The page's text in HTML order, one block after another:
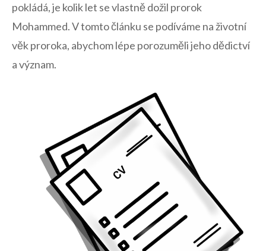
pokládá, je kolik ⁣let se vlastně‍ dožil prorok
Mohammed. V tomto článku se podíváme na životní
věk proroka, abychom lépe⁢ porozuměli jeho dědictví
a⁢ význam.